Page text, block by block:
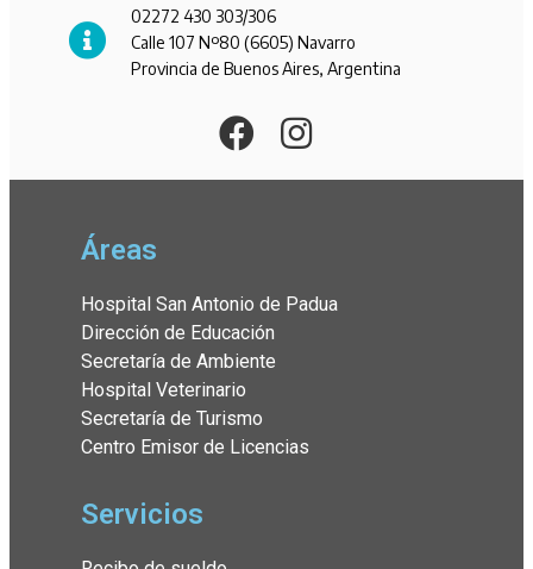
02272 430 303/306
Calle 107 Nº80 (6605) Navarro
Provincia de Buenos Aires, Argentina
Áreas
Hospital San Antonio de Padua
Dirección de Educación
Secretaría de Ambiente
Hospital Veterinario
Secretaría de Turismo
Centro Emisor de Licencias
Servicios